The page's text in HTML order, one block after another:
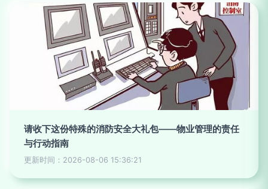
请收下这份特殊的消防安全大礼包——物业管理的责任
与行动指南
更新时间：2026-08-06 15:36:21